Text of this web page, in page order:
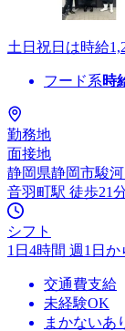
土日祝日は時給
フード系時
勤務地
面接地
静岡県静岡市駿
音羽町駅 徒歩21
シフト
1日4時間 週1日か
交通費支給
未経験OK
まかないあ